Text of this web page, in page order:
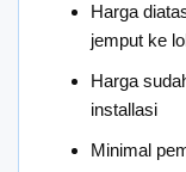
Harga
jemput ke
Harga
installasi
Minimal